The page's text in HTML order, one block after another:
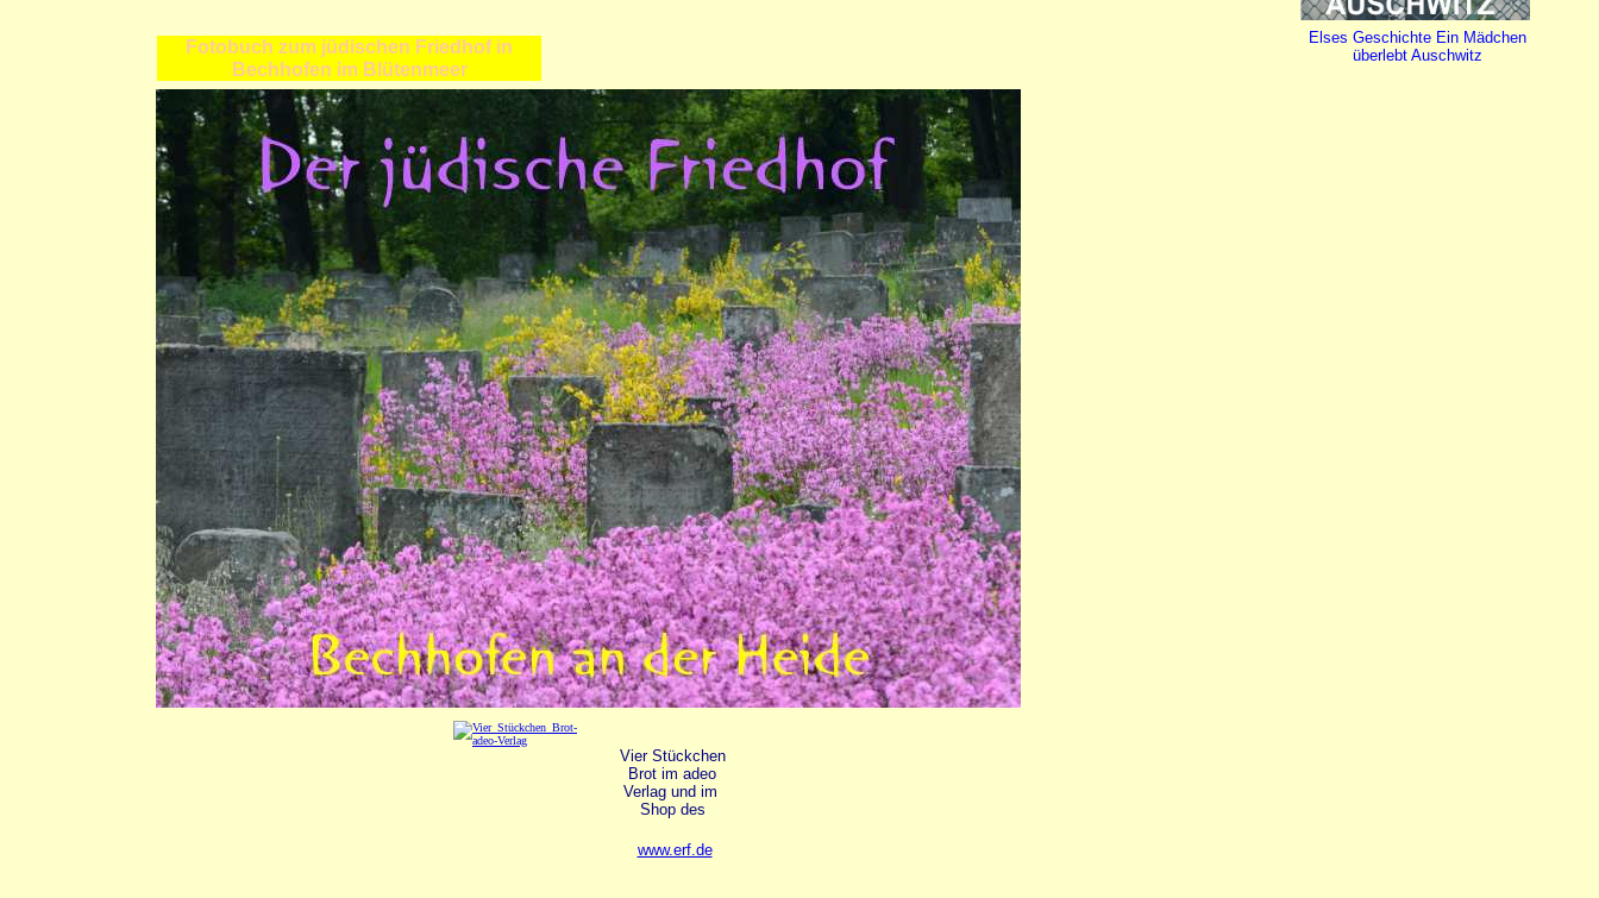
Fotobuch zum jüdischen Friedhof in
Bechhofen im Blütenmeer
Vier Stückchen
Brot im adeo
Verlag und im
Shop des
www.erf.de
Elses Geschichte Ein Mädchen
überlebt Auschwitz